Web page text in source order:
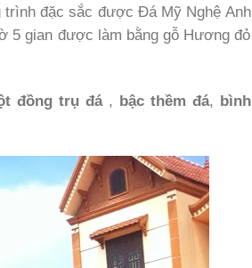
đặc sắc được Đá Mỹ Nghệ Anh
5 gian được làm bằng gỗ Hương đỏ
đồng trụ đá, bậc thềm đá, bình